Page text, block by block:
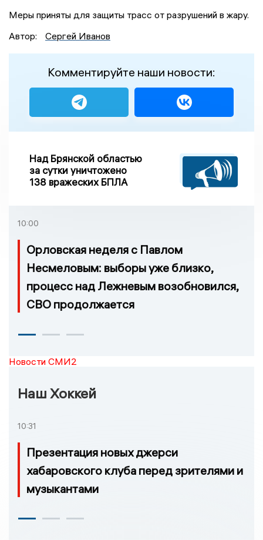
Меры приняты для защиты трасс от разрушений в жару.
Автор:
Сергей Иванов
Комментируйте наши новости:
Над Брянской областью
за сутки уничтожено
138 вражеских БПЛА
10:00
Орловская неделя с Павлом
Несмеловым: выборы уже близко,
процесс над Лежневым возобновился,
СВО продолжается
Новости СМИ2
Наш Хоккей
10:31
Презентация новых джерси
хабаровского клуба перед зрителями и
музыкантами